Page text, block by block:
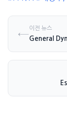
←이전 뉴스
General